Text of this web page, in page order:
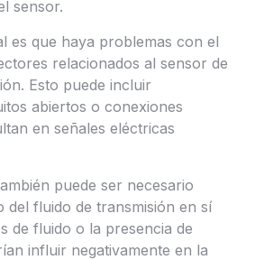
sensor.
es que haya problemas con el
relacionados al sensor de
Esto puede incluir
abiertos o conexiones
en señales eléctricas
puede ser necesario
del fluido de transmisión en sí
de fluido o la presencia de
influir negativamente en la